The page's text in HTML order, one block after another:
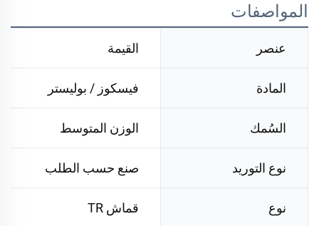
المواصفات
عنصر القيمة
المادة فيسكوز / بوليستر
السُمك الوزن المتوسط
نوع التوريد صنع حسب الطلب
نوع قماش TR